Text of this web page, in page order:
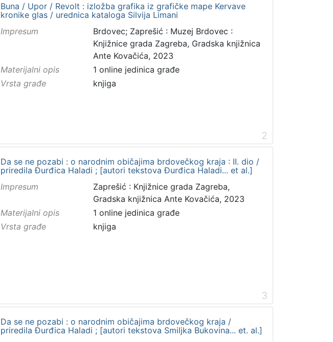
Buna / Upor / Revolt : izložba grafika iz grafičke mape Kervave
kronike glas / urednica kataloga Silvija Limani
Impresum
Brdovec; Zaprešić : Muzej Brdovec :
Knjižnice grada Zagreba, Gradska knjižnica
Ante Kovačića, 2023
Materijalni opis
1 online jedinica građe
Vrsta građe
knjiga
2
Da se ne pozabi : o narodnim običajima brdovečkog kraja : II. dio /
priredila Đurđica Haladi ; [autori tekstova Đurđica Haladi... et al.]
Impresum
Zaprešić : Knjižnice grada Zagreba,
Gradska knjižnica Ante Kovačića, 2023
Materijalni opis
1 online jedinica građe
Vrsta građe
knjiga
3
Da se ne pozabi : o narodnim običajima brdovečkog kraja /
priredila Đurđica Haladi ; [autori tekstova Smiljka Bukovina... et. al.]